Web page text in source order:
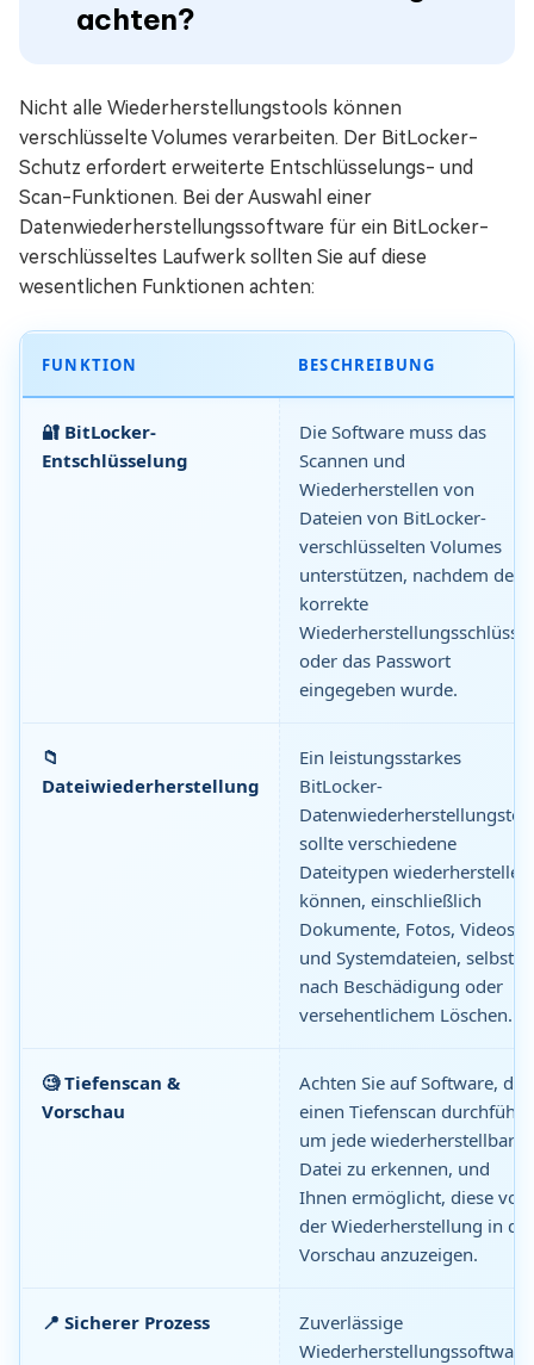
achten?
Nicht alle Wiederherstellungstools können
verschlüsselte Volumes verarbeiten. Der BitLocker-
Schutz erfordert erweiterte Entschlüsselungs- und
Scan-Funktionen. Bei der Auswahl einer
Datenwiederherstellungssoftware für ein BitLocker-
verschlüsseltes Laufwerk sollten Sie auf diese
wesentlichen Funktionen achten:
FUNKTION BESCHREIBUNG
🔐 BitLocker-
Entschlüsselung
Die Software muss das
Scannen und
Wiederherstellen von
Dateien von BitLocker-
verschlüsselten Volumes
unterstützen, nachdem der
korrekte
Wiederherstellungsschlüssel
oder das Passwort
eingegeben wurde.
📁
Dateiwiederherstellung
Ein leistungsstarkes
BitLocker-
sollte verschiedene
Dateitypen wiederherstellen
können, einschließlich
Dokumente, Fotos, Videos
und Systemdateien, selbst
nach Beschädigung oder
versehentlichem Löschen.
🧐 Tiefenscan &
Vorschau
Achten Sie auf Software, die
einen Tiefenscan durchführt,
um jede wiederherstellbare
Datei zu erkennen, und
Ihnen ermöglicht, diese vor
der Wiederherstellung in der
Vorschau anzuzeigen.
📍 Sicherer Prozess
Zuverlässige
Wiederherstellungssoftware